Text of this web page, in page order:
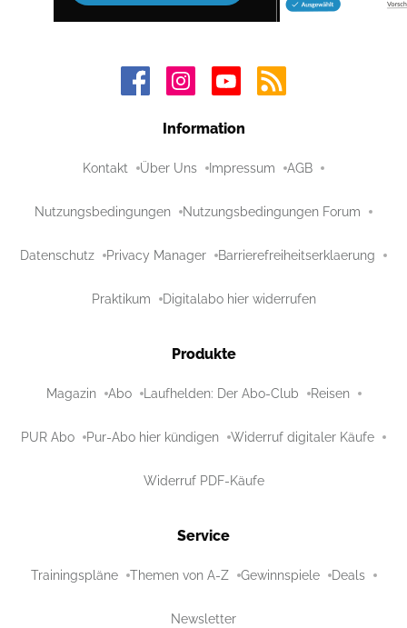
Information
Kontakt Über Uns Impressum AGB
Nutzungsbedingungen Nutzungsbedingungen Forum
Datenschutz Privacy Manager Barrierefreiheitserklaerung
Praktikum Digitalabo hier widerrufen
Produkte
Magazin Abo Laufhelden: Der Abo-Club Reisen
PUR Abo Pur-Abo hier kündigen Widerruf digitaler Käufe
Widerruf PDF-Käufe
Service
Trainingspläne Themen von A-Z Gewinnspiele Deals
Newsletter